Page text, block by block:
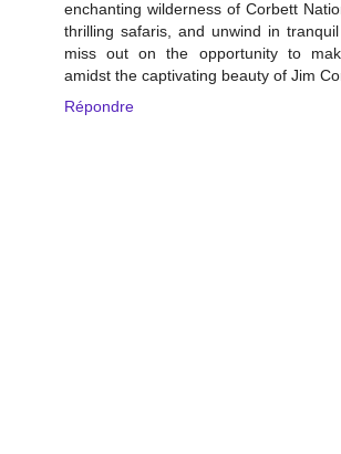
enchanting wilderness of Corbett
thrilling safaris, and unwind in
miss out on the opportunity to
amidst the captivating beauty of Jim
Répondre